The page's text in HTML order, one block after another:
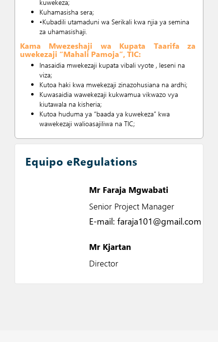
kuwekeza;
Kuhamasisha sera;
•Kubadili utamaduni wa Serikali kwa njia ya semina
za uhamasishaji.
Kama Mwezeshaji wa Kupata Taarifa za
uwekezaji “Mahali Pamoja”, TIC:
Inasaidia mwekezaji kupata vibali vyote , leseni na
viza;
Kutoa haki kwa mwekezaji zinazohusiana na ardhi;
Kuwasaidia wawekezaji kukwamua vikwazo vya
kiutawala na kisheria;
Kutoa huduma ya “baada ya kuwekeza” kwa
wawekezaji walioasajiliwa na TIC;
Equipo eRegulations
Mr Faraja Mgwabati
Senior Project Manager
E-mail: faraja101@gmail.com
Mr Kjartan
Director